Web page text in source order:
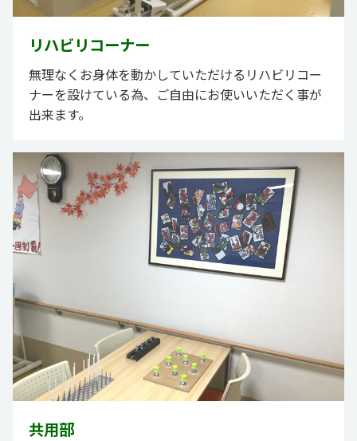
リハビリコーナー
無理なくお身体を動かしていただけるリハビリコー
ナーを設けている為、ご自由にお使いいただく事が
出来ます。
共用部